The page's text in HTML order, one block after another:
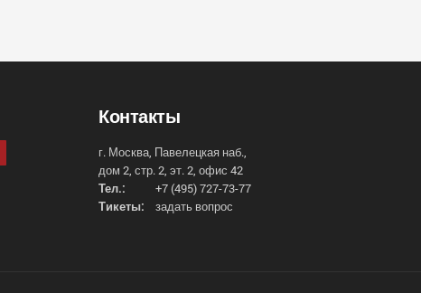
Контакты
г. Москва, Павелецкая наб.,
дом 2, стр. 2, эт. 2, офис 42
Тел.:
+7 (495) 727-73-77
Тикеты:
задать вопрос